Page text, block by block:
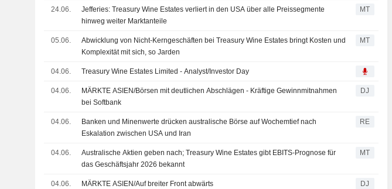
24.06.
Jefferies: Treasury Wine Estates verliert in den USA über alle Preissegmente
hinweg weiter Marktanteile
MT
05.06.
Abwicklung von Nicht-Kerngeschäften bei Treasury Wine Estates bringt Kosten und
Komplexität mit sich, so Jarden
MT
04.06. Treasury Wine Estates Limited - Analyst/Investor Day
04.06.
MÄRKTE ASIEN/Börsen mit deutlichen Abschlägen - Kräftige Gewinnmitnahmen
bei Softbank
DJ
04.06.
Banken und Minenwerte drücken australische Börse auf Wochemtief nach
Eskalation zwischen USA und Iran
RE
04.06.
Australische Aktien geben nach; Treasury Wine Estates gibt EBITS-Prognose für
das Geschäftsjahr 2026 bekannt
MT
04.06. MÄRKTE ASIEN/Auf breiter Front abwärts DJ